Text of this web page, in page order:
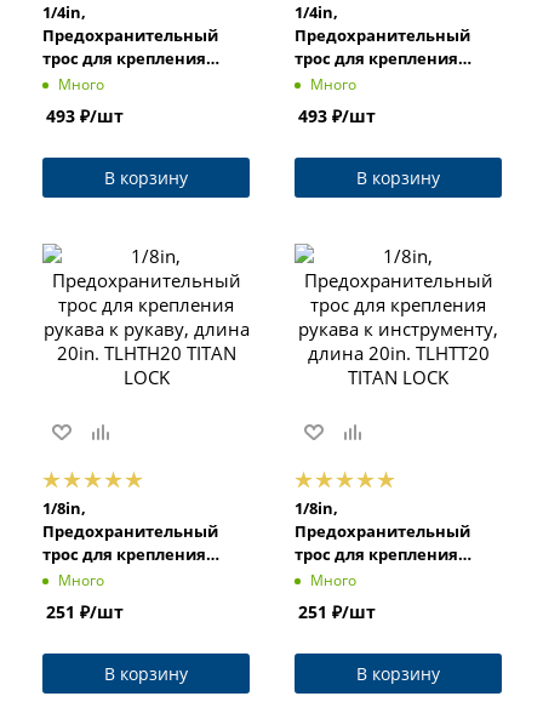
1/4in,
Предохранительный
трос для крепления
рукава к инструменту,
длина 38in. TLHTT38
TITAN LOCK
Много
493 ₽/шт
В корзину
1/4in,
Предохранительный
трос для крепления
рукава к рукаву, длина
38in. TLHTH38 TITAN LOCK
Много
493 ₽/шт
В корзину
1/8in,
Предохранительный
трос для крепления
рукава к рукаву, длина
20in. TLHTH20 TITAN LOCK
Много
251 ₽/шт
В корзину
1/8in,
Предохранительный
трос для крепления
рукава к инструменту,
длина 20in. TLHTT20
TITAN LOCK
Много
251 ₽/шт
В корзину